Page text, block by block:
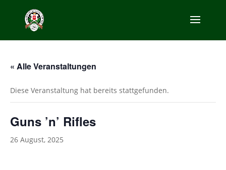
« Alle Veranstaltungen
Diese Veranstaltung hat bereits stattgefunden.
Guns ’n’ Rifles
26 August, 2025